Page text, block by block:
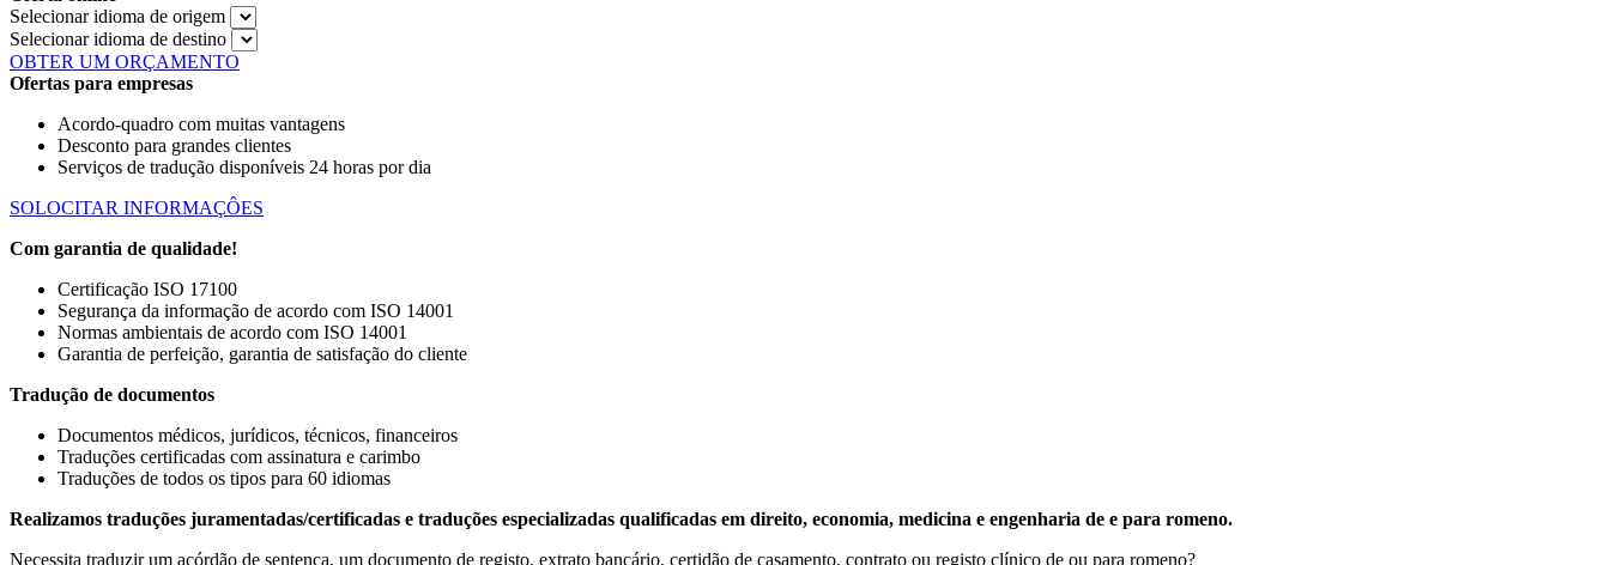
Selecionar idioma de origem
Selecionar idioma de destino
OBTER UM ORÇAMENTO
Ofertas para empresas
Acordo-quadro com muitas vantagens
Desconto para grandes clientes
Serviços de tradução disponíveis 24 horas por dia
SOLOCITAR INFORMAÇÔES
Com garantia de qualidade!
Certificação ISO 17100
Segurança da informação de acordo com ISO 14001
Normas ambientais de acordo com ISO 14001
Garantia de perfeição, garantia de satisfação do cliente
Tradução de documentos
Documentos médicos, jurídicos, técnicos, financeiros
Traduções certificadas com assinatura e carimbo
Traduções de todos os tipos para 60 idiomas
Realizamos traduções juramentadas/certificadas e traduções especializadas qualificadas em direito, economia, medicina e engenharia de e para romeno.
Necessita traduzir um acórdão de sentença, um documento de registo, extrato bancário, certidão de casamento, contrato ou registo clínico de ou para romeno?